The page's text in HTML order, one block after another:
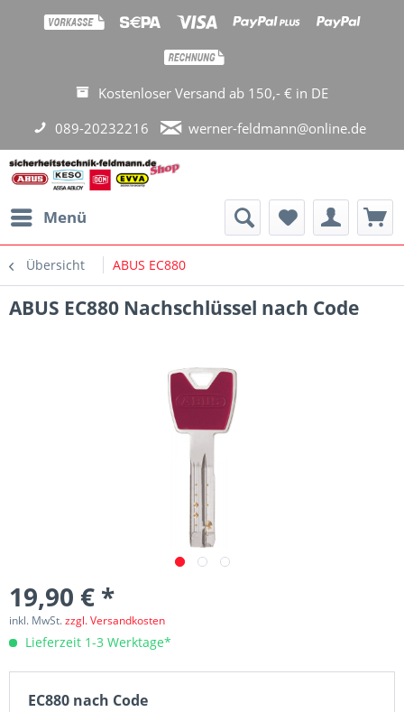
Kostenloser Versand ab 150,- € in DE
089-20232216
werner-feldmann@online.de
Menü
Übersicht ABUS EC880
ABUS EC880 Nachschlüssel nach Code
19,90 € *
inkl. MwSt.zzgl. Versandkosten
Lieferzeit 1-3 Werktage*
EC880 nach Code